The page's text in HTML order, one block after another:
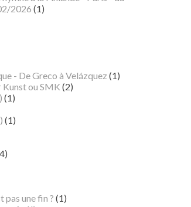
2026 (1)
- De Greco à Velázquez (1)
ou SMK (2)
(1)
(1)
pas une fin ? (1)